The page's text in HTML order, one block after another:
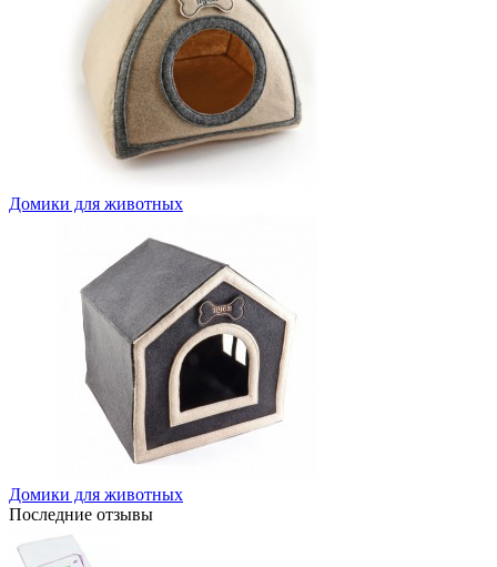
Домики для животных
Домики для животных
Последние отзывы